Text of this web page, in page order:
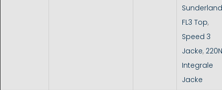
Sunderland
FL3 Top,
Speed 3
Jacke, 220N
Integrale
Jacke